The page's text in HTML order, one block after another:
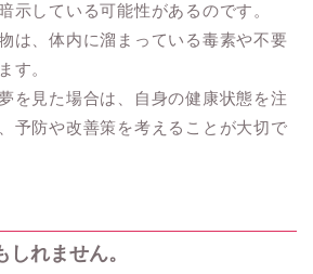
示している可能性があるのです。
は、体内に溜まっている毒素や不要
す。
を見た場合は、自身の健康状態を注
予防や改善策を考えることが大切で
れません。